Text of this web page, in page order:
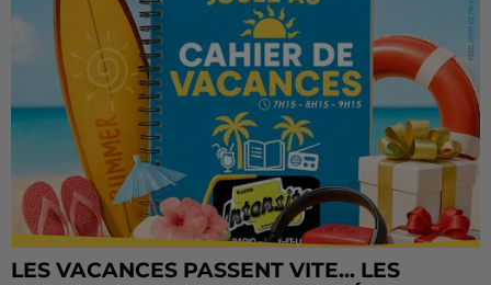
LES VACANCES PASSENT VITE... LES